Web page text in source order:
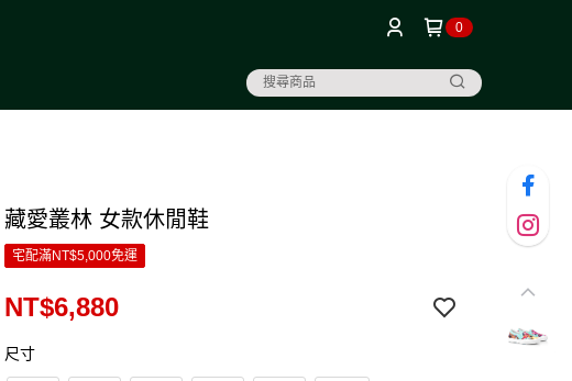
0
藏愛叢林 女款休閒鞋
宅配滿NT$5,000免運
NT$6,880
尺寸